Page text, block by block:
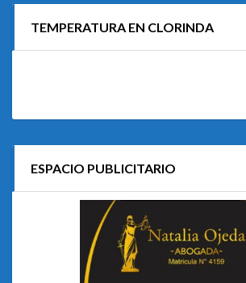
TEMPERATURA EN CLORINDA
ESPACIO PUBLICITARIO